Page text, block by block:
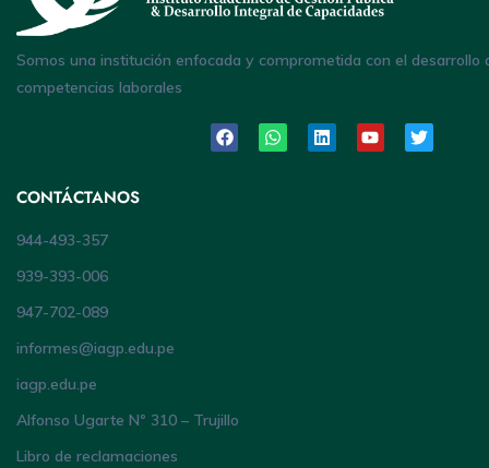
Somos una institución enfocada y comprometida con el desarrollo
competencias laborales
CONTÁCTANOS
944-493-357
939-393-006
947-702-089
informes@iagp.edu.pe
iagp.edu.pe
Alfonso Ugarte Nº 310 – Trujillo
Libro de reclamaciones